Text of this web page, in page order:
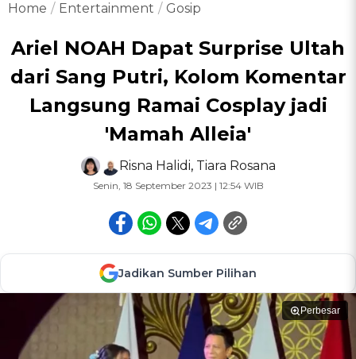
Home Entertainment Gosip
Ariel NOAH Dapat Surprise Ultah
dari Sang Putri, Kolom Komentar
Langsung Ramai Cosplay jadi
'Mamah Alleia'
Risna Halidi, Tiara Rosana
Senin, 18 September 2023 | 12:54 WIB
Jadikan Sumber Pilihan
Perbesar